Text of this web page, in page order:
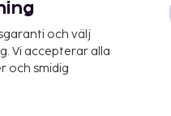
€ 12/dag.
och välj
Vi accepterar alla
och smidig